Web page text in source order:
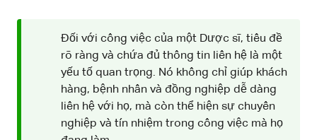
Đối với công việc của một Dược sĩ, tiêu đề
rõ ràng và chứa đủ thông tin liên hệ là một
yếu tố quan trọng. Nó không chỉ giúp khách
hàng, bệnh nhân và đồng nghiệp dễ dàng
liên hệ với họ, mà còn thể hiện sự chuyên
nghiệp và tín nhiệm trong công việc mà họ